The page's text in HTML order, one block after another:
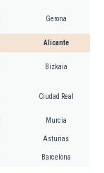
Gerona
Alicante
Bizkaia
Ciudad Real
Murcia
Asturias
Barcelona